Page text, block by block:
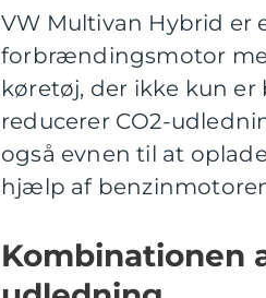
VW Multivan Hybrid er
forbrændingsmotor
køretøj, der ikke kun
reducerer CO2-
også evnen til at
hjælp af
Kombinationen